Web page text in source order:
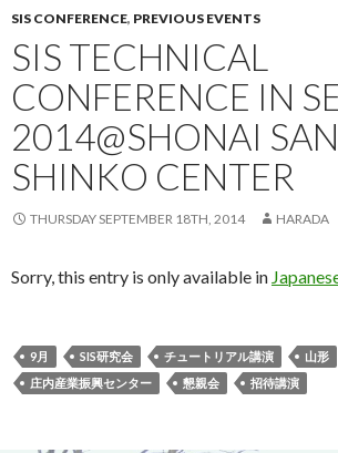
SIS CONFERENCE, PREVIOUS EVENTS
SIS TECHNICAL
CONFERENCE IN
2014@SHONAI
SHINKO CENTER
THURSDAY SEPTEMBER 18TH, 2014 HARADA
Sorry, this entry is only available in
9月 SIS研究会 チュートリアル講演
山形
庄内産業振興センター
懇親会 招待講演